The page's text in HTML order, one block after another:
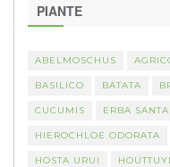
PIANTE
ABELMOSCHUS
BASILICO BATATA
CUCUMIS ERBA SANTA
HIEROCHLOE ODORATA
HOSTA URUI